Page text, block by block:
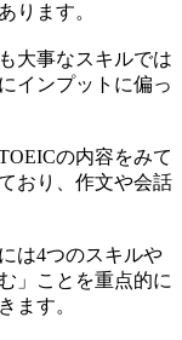
ります。
大事なスキルでは
インプットに偏っ
の内容をみて
おり、作文や会話
は4つのスキルや
」ことを重点的に
ます。